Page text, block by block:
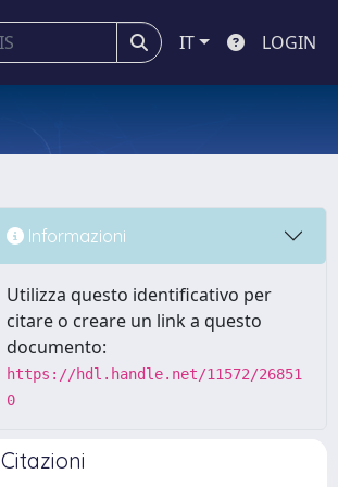
IT LOGIN
Informazioni
Utilizza questo identificativo per
citare o creare un link a questo
documento:
https://hdl.handle.net/11572/26851
0
Citazioni